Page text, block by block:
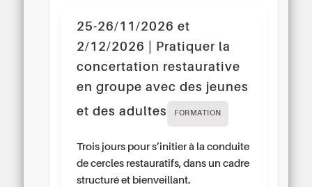
25-26/11/2026 et
2/12/2026 | Pratiquer la
concertation restaurative
en groupe avec des jeunes
et des adultes
FORMATION
Trois jours pour s’initier à la conduite
de cercles restauratifs, dans un cadre
structuré et bienveillant.